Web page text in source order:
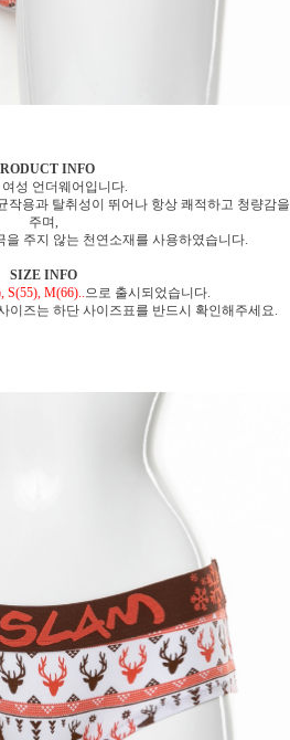
INFO
여성 언더웨어입니다.
작용과 탈취성이 뛰어나 항상 쾌적하고 청량감을
주며,
을 주지 않는 천연소재를 사용하였습니다.
SIZE INFO
S(55), M(66)..으로 출시되었습니다.
이즈는 하단 사이즈표를 반드시 확인해주세요.